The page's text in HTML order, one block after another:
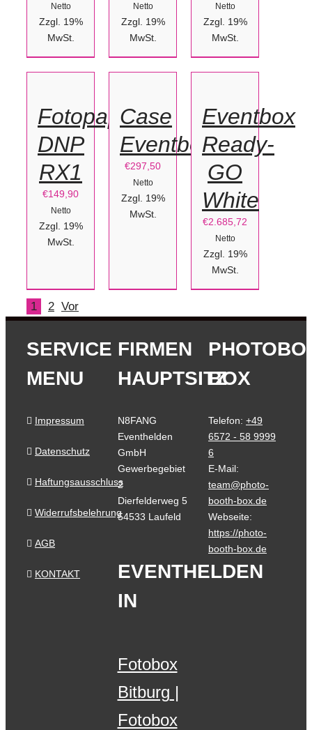
Netto
Zzgl. 19%
MwSt.
Netto
Zzgl. 19%
MwSt.
Netto
Zzgl. 19%
MwSt.
DEN
DETAILS
Fotopapier
DNP
RX1
€149,90
Netto
Zzgl. 19%
MwSt.
DEN
DETAILS
Case
Eventbox
€297,50
Netto
Zzgl. 19%
MwSt.
WÄHLEN
DETAILS
Eventbox
Ready-
GO
White
€2.685,72
Netto
Zzgl. 19%
MwSt.
1 2 Vor
SERVICE
MENU
Impressum
Datenschutz
Haftungsausschluss
Widerrufsbelehrung
AGB
KONTAKT
FIRMEN
HAUPTSITZ
N8FANG
Eventhelden
GmbH
Gewerbegebiet
2
Dierfelderweg 5
54533 Laufeld
BOX
Telefon: +49
6572 - 58 9999
6
E-Mail:
team@photo-
booth-box.de
Webseite:
https://photo-
booth-box.de
EVENTHELDEN
IN
Fotobox
Bitburg
Fotobox